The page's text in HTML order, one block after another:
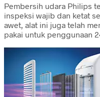
Pembersih udara Philips
inspeksi wajib dan ketat
awet, alat ini juga telah
pakai untuk penggunaan